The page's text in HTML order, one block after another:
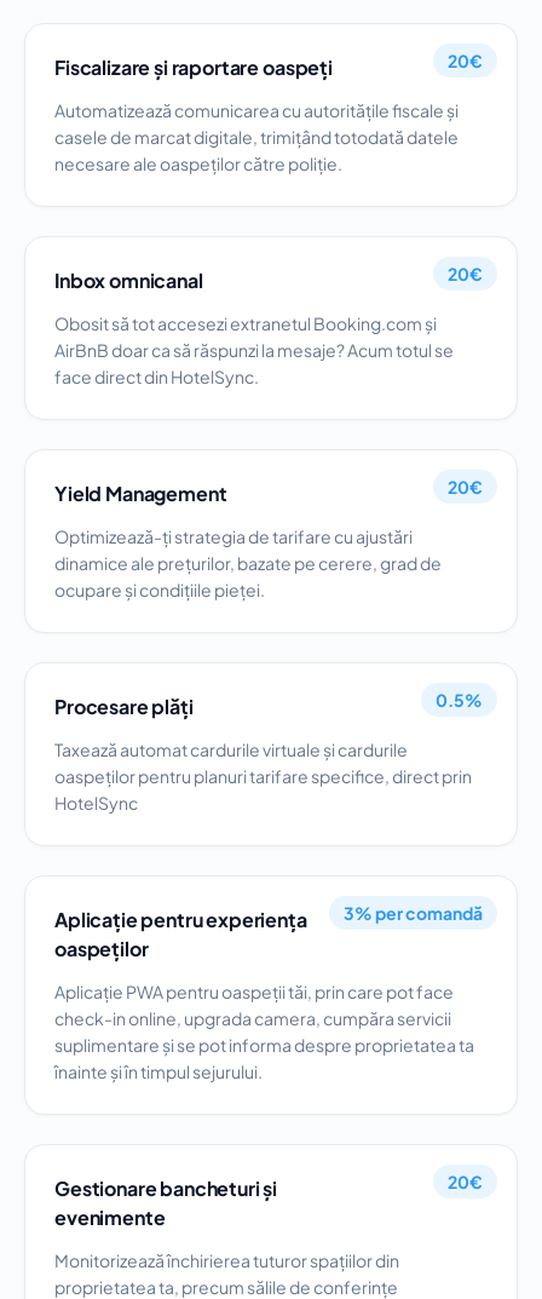
20€
Fiscalizare și raportare oaspeți
Automatizează comunicarea cu autoritățile fiscale și
casele de marcat digitale, trimițând totodată datele
necesare ale oaspeților către poliție.
20€
Inbox omnicanal
Obosit să tot accesezi extranetul Booking.com și
AirBnB doar ca să răspunzi la mesaje? Acum totul se
face direct din HotelSync.
20€
Yield Management
Optimizează-ți strategia de tarifare cu ajustări
dinamice ale prețurilor, bazate pe cerere, grad de
ocupare și condițiile pieței.
0.5%
Procesare plăți
Taxează automat cardurile virtuale și cardurile
oaspeților pentru planuri tarifare specifice, direct prin
HotelSync
3% per comandă
Aplicație pentru experiența
oaspeților
Aplicație PWA pentru oaspeții tăi, prin care pot face
check-in online, upgrada camera, cumpăra servicii
suplimentare și se pot informa despre proprietatea ta
înainte și în timpul sejurului.
20€
Gestionare bancheturi și
evenimente
Monitorizează închirierea tuturor spațiilor din
proprietatea ta, precum sălile de conferințe